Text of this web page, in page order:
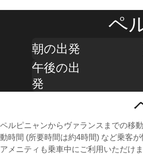
ペ
朝の出発
午後の出
発
ペルピニャンからヴァランスまでの移
動時間 (所要時間は約4時間) など乗客
アメニティも乗車中にご利用いただけ